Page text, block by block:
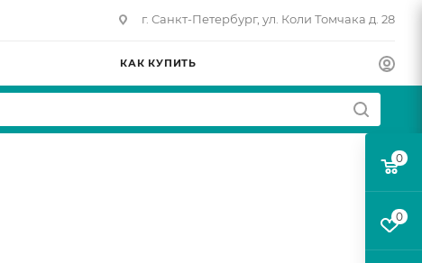
г. Санкт-Петербург, ул. Коли Томчака д. 28
КАК КУПИТЬ
0
0